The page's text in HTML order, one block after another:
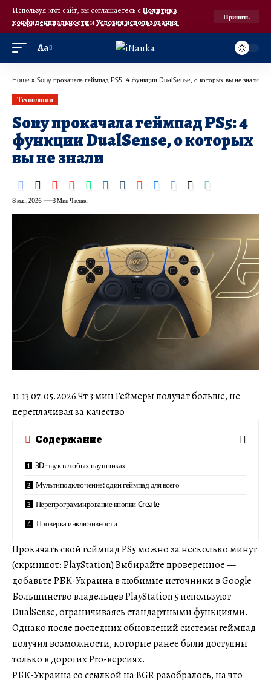
Используя этот сайт, вы соглашаетесь с Политика
конфиденциальностииУсловия использования.
Принять
Аа
Home » Sony прокачала геймпад PS5: 4 функции DualSense, о которых вы не знали
Технологии
Sony прокачала геймпад PS5: 4
функции DualSense, о которых
вы не знали
8 мая, 2026 3 Мин Чтения
11:13 07.05.2026 Чт 3 мин Геймеры получат больше, не
переплачивая за качество
Содержание
3D-звук в любых наушниках
Мультиподключение: один геймпад для всего
Перепрограммирование кнопки Create
Проверка инклюзивности
Прокачать свой геймпад PS5 можно за несколько минут
(скриншот: PlayStation) Выбирайте проверенное —
добавьте РБК-Украина в любимые источники в Google
Большинство владельцев PlayStation 5 используют
DualSense, ограничиваясь стандартными функциями.
Однако после последних обновлений системы геймпад
получил возможности, которые ранее были доступны
только в дорогих Pro-версиях.
РБК-Украина со ссылкой на BGR разобралось, на что